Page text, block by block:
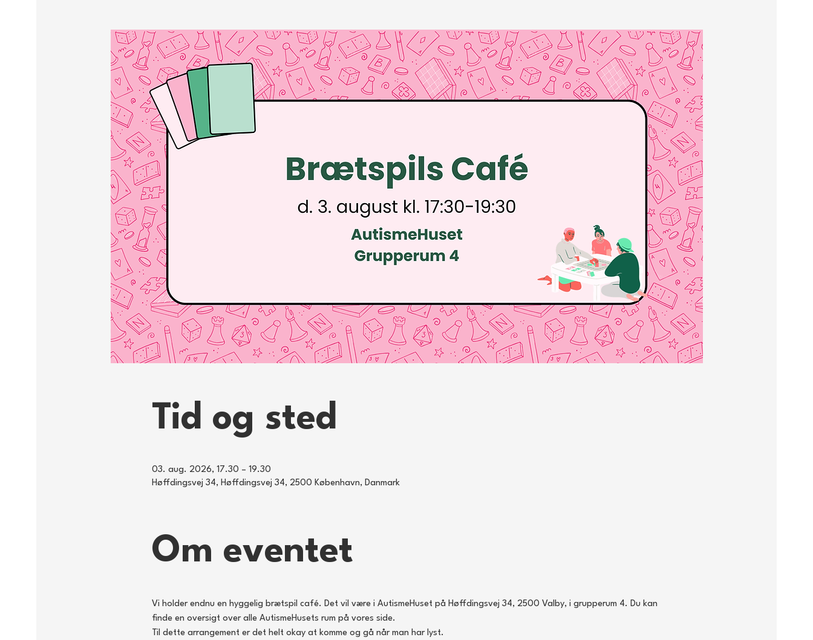
Tid og sted
03. aug. 2026, 17.30 – 19.30
Høffdingsvej 34, Høffdingsvej 34, 2500 København, Danmark
Om eventet
Vi holder endnu en hyggelig brætspil café. Det vil være i AutismeHuset på Høffdingsvej 34, 2500 Valby, i grupperum 4. Du kan
finde en oversigt over alle AutismeHusets rum på vores side.
Til dette arrangement er det helt okay at komme og gå når man har lyst.